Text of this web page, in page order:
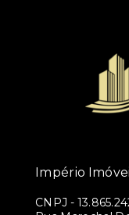
Império
CNPJ -